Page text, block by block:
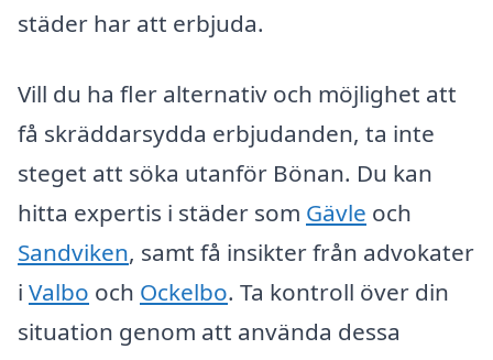
städer har att erbjuda.
Vill du ha fler alternativ och möjlighet att
få skräddarsydda erbjudanden, ta inte
steget att söka utanför Bönan. Du kan
hitta expertis i städer som Gävle och
Sandviken, samt få insikter från advokater
i Valbo och Ockelbo. Ta kontroll över din
situation genom att använda dessa